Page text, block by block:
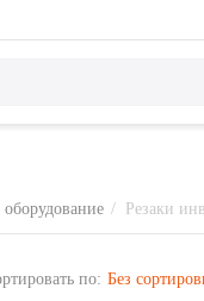
/ Резаки
по: Без